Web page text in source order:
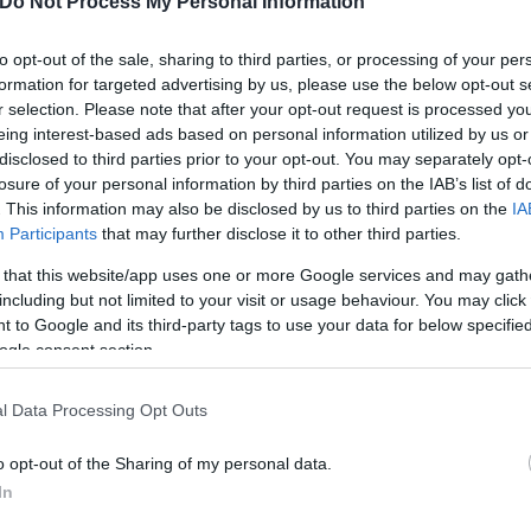
opt-out of the sale, sharing to third parties, or processing of your
for targeted advertising by us, please use the below opt-out
selection. Please note that after your opt-out request is processed
interest-based ads based on personal information utilized by us
to third parties prior to your opt-out. You may separately
of your personal information by third parties on the IAB’s list of
This information may also be disclosed by us to third parties on the
Participants that may further disclose it to other third parties.
that this website/app uses one or more Google services and may
but not limited to your visit or usage behaviour. You may
to Google and its third-party tags to use your data for below
consent section.
Data Processing Opt Outs
opt-out of the Sharing of my personal data.
θεατρικό έργο! Πέρασα τόσο ωραία και γέλασα
Έρχεται Η ΚΑΡΥΑΤΙΔΑ!», έγραψε ο Γιώργος